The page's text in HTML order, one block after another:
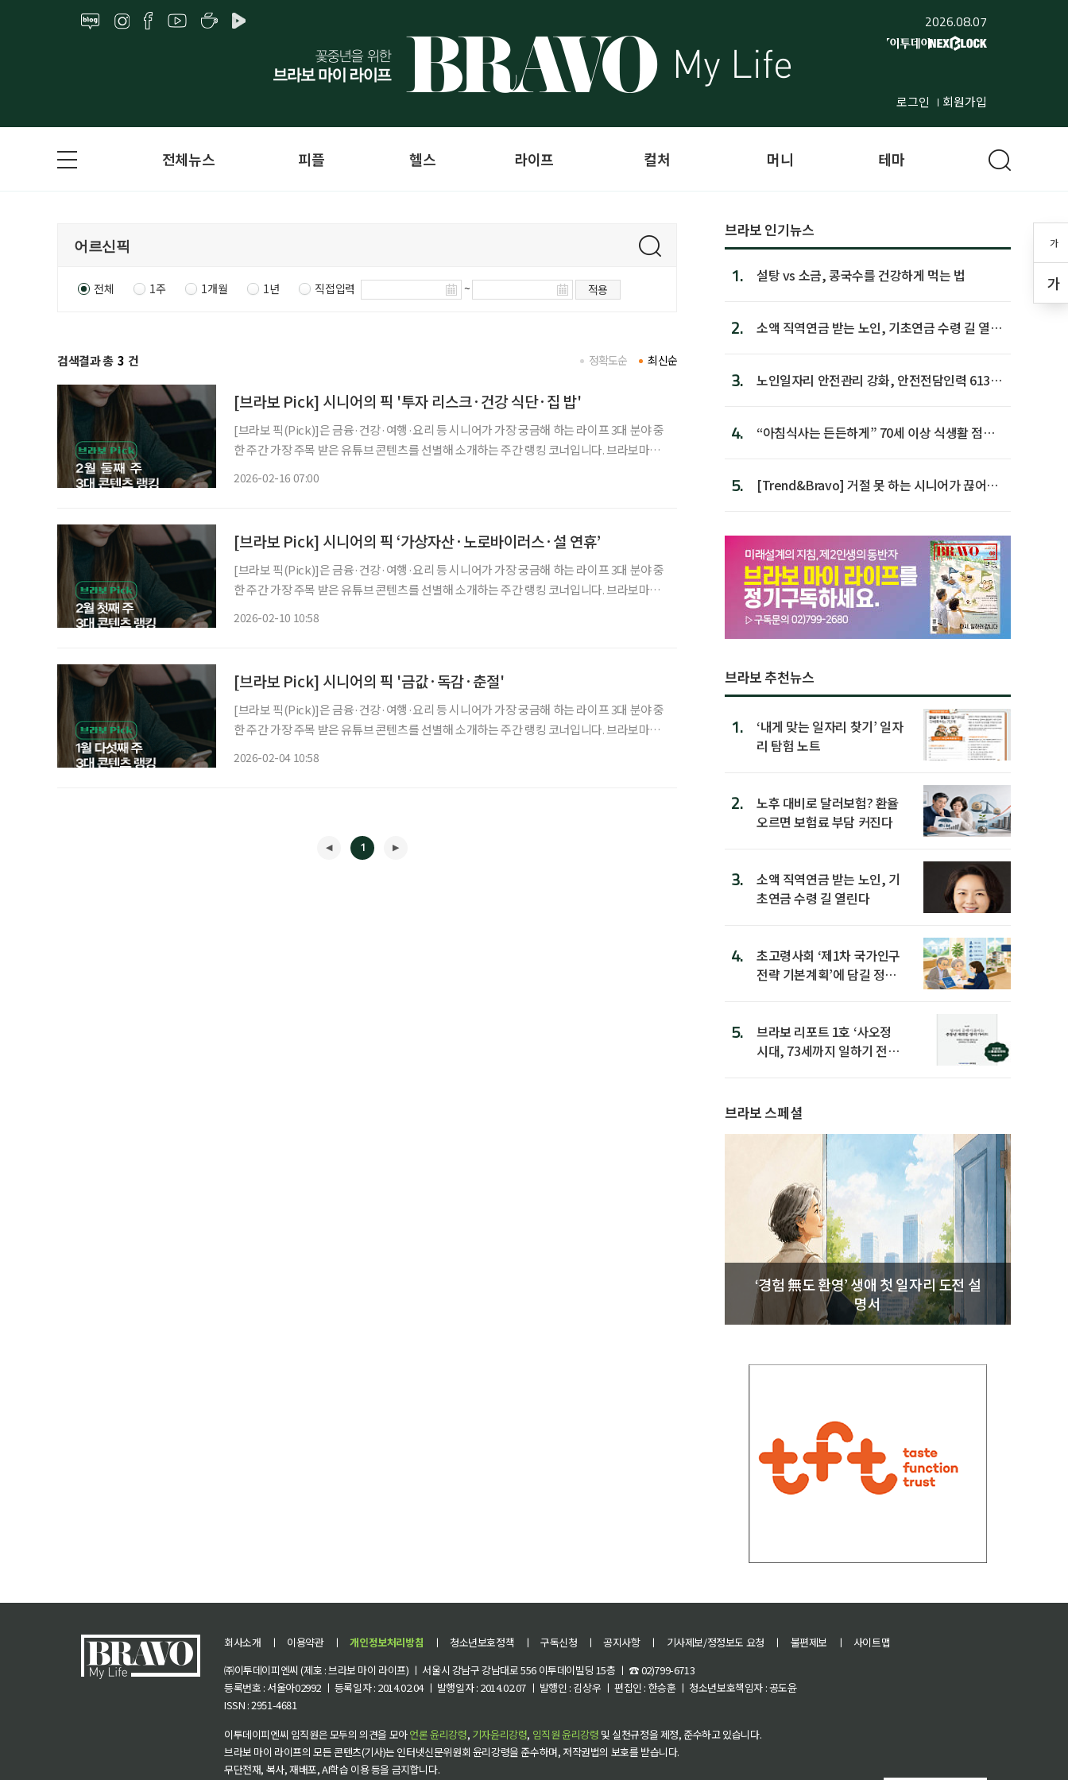
2026.08.07
로그인 회원가입
가
가
전체뉴스 피플 헬스 라이프 컬처 머니 테마
전체 1주 1개월 1년 직접입력 ~ 적용
검색결과 총 3 건 최신순
정확도순
[브라보 Pick] 시니어의 픽 '투자 리스크·건강 식단·집 밥'
[브라보 픽(Pick)]은 금융·건강·여행·요리 등 시니어가 가장 궁금해 하는 라이프 3대 분야 중
한 주간 가장 주목 받은 유튜브 콘텐츠를 선별해 소개하는 주간 랭킹 코너입니다. 브라보마이
2026-02-16 07:00
[브라보 Pick] 시니어의 픽 ‘가상자산·노로바이러스·설 연휴’
[브라보 픽(Pick)]은 금융·건강·여행·요리 등 시니어가 가장 궁금해 하는 라이프 3대 분야 중
한 주간 가장 주목 받은 유튜브 콘텐츠를 선별해 소개하는 주간 랭킹 코너입니다. 브라보마이
2026-02-10 10:58
[브라보 Pick] 시니어의 픽 '금값·독감·춘절'
[브라보 픽(Pick)]은 금융·건강·여행·요리 등 시니어가 가장 궁금해 하는 라이프 3대 분야 중
한 주간 가장 주목 받은 유튜브 콘텐츠를 선별해 소개하는 주간 랭킹 코너입니다. 브라보마이
2026-02-04 10:58
1
브라보 인기뉴스
1. 설탕 vs 소금, 콩국수를 건강하게 먹는 법
2.
소액 직역연금 받는 노인, 기초연금 수령 길 열린
3.
노인일자리 안전관리 강화, 안전전담인력 613명
4.
“아침식사는 든든하게” 70세 이상 식생활 점수
5.
[Trend&Bravo] 거절 못 하는 시니어가 끊어야
브라보 추천뉴스
1.
‘내게 맞는 일자리 찾기’ 일자
리 탐험 노트
2.
노후 대비로 달러보험? 환율
오르면 보험료 부담 커진다
3.
소액 직역연금 받는 노인, 기
초연금 수령 길 열린다
4.
초고령사회 ‘제1차 국가인구
전략 기본계획’에 담길 정책
5.
브라보 리포트 1호 ‘사오정
시대, 73세까지 일하기 전략’
브라보 스페셜
‘경험 無도 환영’ 생애 첫 일자리 도전 설
명서
회사소개 ㅣ 이용약관 ㅣ 개인정보처리방침 ㅣ 청소년보호정책 ㅣ 구독신청 ㅣ 공지사항 ㅣ 기사제보/정정보도 요청 ㅣ 불편제보 ㅣ
사이트맵
㈜이투데이피엔씨 (제호 : 브라보 마이 라이프) ㅣ 서울시 강남구 강남대로 556 이투데이빌딩 15층 ㅣ ☎ 02)799-6713
등록번호 : 서울아02992 ㅣ 등록일자 : 2014.02.04 ㅣ 발행일자 : 2014.02.07 ㅣ 발행인 : 김상우 ㅣ 편집인 : 한승훈 ㅣ 청소년보호책임자 : 공도윤
ISSN : 2951-4681
이투데이피엔씨 임직원은 모두의 의견을 모아언론 윤리강령, 기자윤리강령, 임직원 윤리강령 및 실천규정을 제정, 준수하고 있습니다.
브라보 마이 라이프의 모든 콘텐츠(기사)는 인터넷신문위원회 윤리강령을 준수하며, 저작권법의 보호를 받습니다.
무단전재, 복사, 재배포, AI학습 이용 등을 금지합니다.